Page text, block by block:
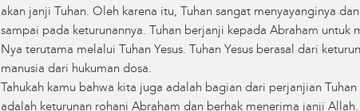
akan janji Tuhan. Oleh karena itu, Tuhan sangat menyayanginya
sampai pada keturunannya. Tuhan berjanji kepada Abraham
Nya terutama melalui Tuhan Yesus. Tuhan Yesus berasal dari
manusia dari hukuman dosa.
Tahukah kamu bahwa kita juga adalah bagian dari perjanjian
adalah keturunan rohani Abraham dan berhak menerima janji